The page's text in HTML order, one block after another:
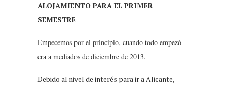
ALOJAMIENTO PARA EL PRIMER
SEMESTRE
Empecemos por el principio, cuando todo empezó
era a mediados de diciembre de 2013.
Debido al nivel de interés para ir a Alicante,